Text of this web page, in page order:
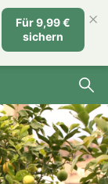
Für 9,99 €
sichern
×